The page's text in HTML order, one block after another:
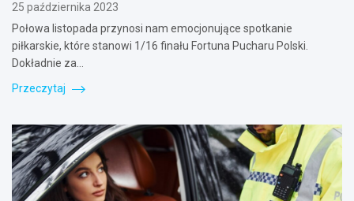
25 października 2023
Połowa listopada przynosi nam emocjonujące spotkanie
piłkarskie, które stanowi 1/16 finału Fortuna Pucharu Polski.
Dokładnie za…
Przeczytaj